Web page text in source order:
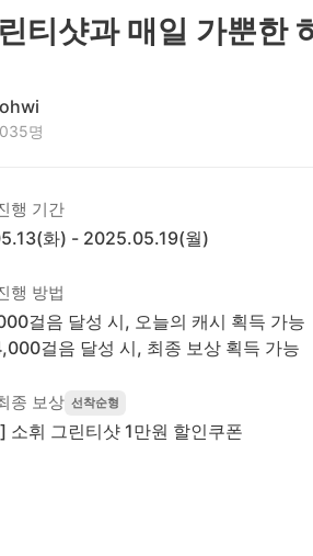
티샷과 매일 가뿐한
명
행 기간
화) - 2025.05.19(월)
행 방법
걸음 달성 시, 오늘의 캐시 획득 가능
걸음 달성 시, 최종 보상 획득 가능
종 보상 선착순형
소휘 그린티샷 1만원 할인쿠폰